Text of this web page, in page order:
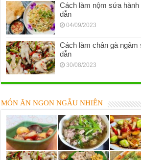
Cách làm nộm sứa
dẫn
04/09/2023
Cách làm chân gà ngâm
dẫn
30/08/2023
MÓN ĂN NGON NGẪU NHIÊN